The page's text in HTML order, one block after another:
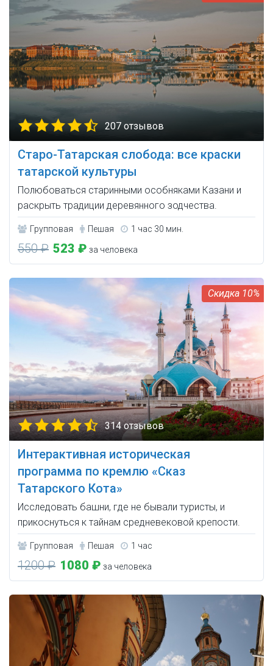
207 отзывов
Старо-Татарская слобода: все краски
татарской культуры
Полюбоваться старинными особняками Казани и
раскрыть традиции деревянного зодчества.
Групповая Пешая 1 час 30 мин.
550 ₽ 523 ₽ за человека
10%
314 отзывов
Интерактивная историческая
программа по кремлю «Сказ
Татарского Кота»
Исследовать башни, где не бывали туристы, и
прикоснуться к тайнам средневековой крепости.
Групповая Пешая 1 час
1200 ₽ 1080 ₽ за человека